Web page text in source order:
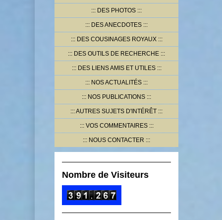
DES PHOTOS
DES ANECDOTES
DES COUSINAGES ROYAUX
DES OUTILS DE RECHERCHE
DES LIENS AMIS ET UTILES
NOS ACTUALITÉS
NOS PUBLICATIONS
AUTRES SUJETS D'INTÉRÊT
VOS COMMENTAIRES
NOUS CONTACTER
Nombre de Visiteurs